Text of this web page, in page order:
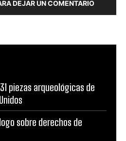
DEJAR UN COMENTARIO
piezas arqueológicas de
sobre derechos de